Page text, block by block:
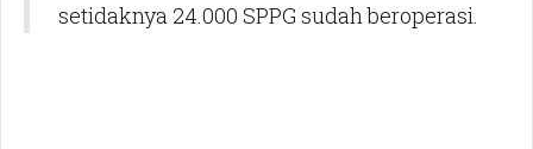
setidaknya 24.000 SPPG sudah beroperasi.